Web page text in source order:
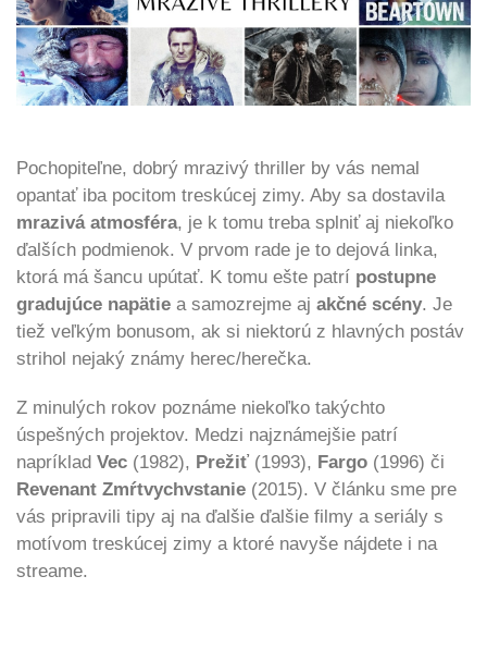
Pochopiteľne, dobrý mrazivý thriller by vás nemal
opantať iba pocitom treskúcej zimy. Aby sa dostavila
mrazivá atmosféra, je k tomu treba splniť aj niekoľko
ďalších podmienok. V prvom rade je to dejová linka,
ktorá má šancu upútať. K tomu ešte patrí postupne
gradujúce napätie a samozrejme aj akčné scény. Je
tiež veľkým bonusom, ak si niektorú z hlavných postáv
strihol nejaký známy herec/herečka.
Z minulých rokov poznáme niekoľko takýchto
úspešných projektov. Medzi najznámejšie patrí
napríklad Vec (1982), Prežiť (1993), Fargo (1996) či
Revenant Zmŕtvychvstanie (2015). V článku sme pre
vás pripravili tipy aj na ďalšie ďalšie filmy a seriály s
motívom treskúcej zimy a ktoré navyše nájdete i na
streame.